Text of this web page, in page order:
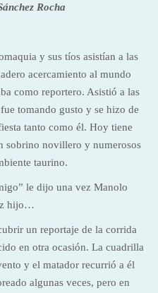
Rocha
y sus tíos asistían a las
acercamiento al mundo
como reportero. Asistió a las
tomando gusto y se hizo de
tanto como él. Hoy tiene
sobrino novillero y numerosos
taurino.
le dijo una vez Manolo
hijo…
un reportaje de la corrida
en otra ocasión. La cuadrilla
y el matador recurrió a él
algunas veces, pero en